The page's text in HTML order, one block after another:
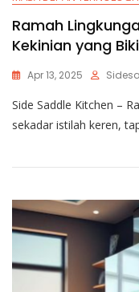
Ramah
Kekinian yang
Apr 13, 2025
Side Saddle Kitchen –
sekadar istilah keren,